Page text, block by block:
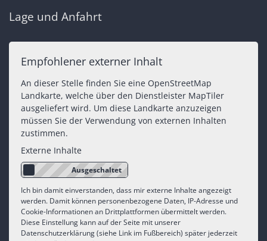
Lage und Anfahrt
Empfohlener externer Inhalt
An dieser Stelle finden Sie eine OpenStreetMap
Landkarte, welche über den Dienstleister MapTiler
ausgeliefert wird. Um diese Landkarte anzuzeigen
müssen Sie der Verwendung von externen Inhalten
zustimmen.
Externe Inhalte
Ich bin damit einverstanden, dass mir externe Inhalte angezeigt
werden. Damit können personenbezogene Daten, IP-Adresse und
Cookie-Informationen an Drittplattformen übermittelt werden.
Diese Einstellung kann auf der Seite mit unserer
Datenschutzerklärung (siehe Link im Fußbereich) später jederzeit